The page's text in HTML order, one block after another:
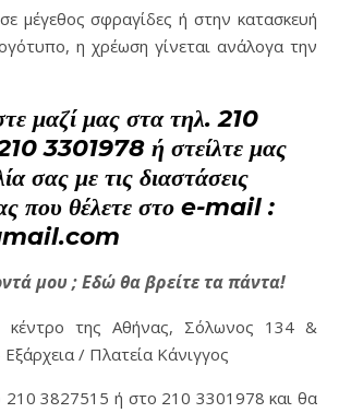
μέγεθος σφραγίδες ή στην κατασκευή
η χρέωση γίνεται ανάλογα την
μαζί μας στα τηλ. 210
3301978 ή στείλτε μας
σας με τις διαστάσεις
που θέλετε στο e-mail :
μου ; Εδώ θα βρείτε τα πάντα!
κέντρο της Αθήνας, Σόλωνος 134 &
/ Πλατεία Κάνιγγος
210 3827515 ή στο 210 3301978 και θα